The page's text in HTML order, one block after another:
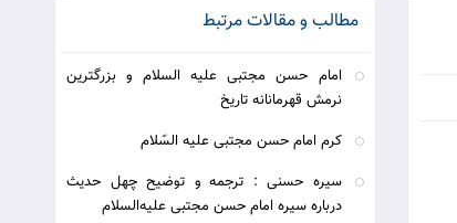
مطالب و مقالات مرتبط
امام حسن مجتبی علیه السلام و بزرگترین
نرمش قهرمانانه تاریخ
کرم امام حسن مجتبی علیه السّلام
سیره حسنی : ترجمه و توضیح چهل حدیث
درباره سیره امام حسن مجتبی علیه‌ا‌لسلام